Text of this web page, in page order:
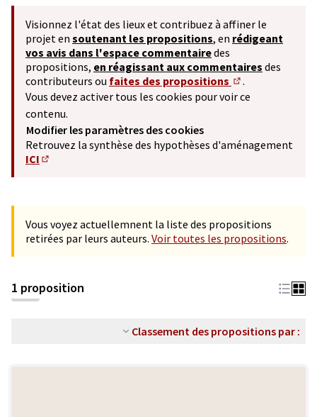
Visionnez l'état des lieux et contribuez à affiner le
projet en soutenant les propositions, en rédigeant
vos avis dans l'espace commentairedes
propositions, en réagissant aux commentaires des
contributeurs ou faites des propositions
(S'ouvre dans
.
Vous devez activer tous les cookies pour voir ce
contenu.
Modifier les paramètres des cookies
Retrouvez la synthèse des hypothèses d'aménagement
ICI
Vous voyez actuellemnent la liste des propositions
retirées par leurs auteurs. Voir toutes les propositions.
1 proposition
Classement des propositions par :